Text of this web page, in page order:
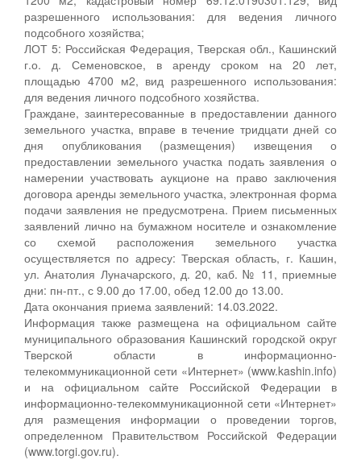
разрешенного использования: для ведения личного
подсобного хозяйства;
ЛОТ 5: Российская Федерация, Тверская обл., Кашинский
г.о. д. Семеновское, в аренду сроком на 20 лет,
площадью 4700 м2, вид разрешенного использования:
для ведения личного подсобного хозяйства.
Граждане, заинтересованные в предоставлении данного
земельного участка, вправе в течение тридцати дней со
дня опубликования (размещения) извещения о
предоставлении земельного участка подать заявления о
намерении участвовать аукционе на право заключения
договора аренды земельного участка, электронная форма
подачи заявления не предусмотрена. Прием письменных
заявлений лично на бумажном носителе и ознакомление
со схемой расположения земельного участка
осуществляется по адресу: Тверская область, г. Кашин,
ул. Анатолия Луначарского, д. 20, каб. № 11, приемные
дни: пн-пт., с 9.00 до 17.00, обед 12.00 до 13.00.
Дата окончания приема заявлений: 14.03.2022.
Информация также размещена на официальном сайте
муниципального образования Кашинский городской округ
Тверской области в информационно-
телекоммуникационной сети «Интернет» (www.kashin.info)
и на официальном сайте Российской Федерации в
информационно-телекоммуникационной сети «Интернет»
для размещения информации о проведении торгов,
определенном Правительством Российской Федерации
(www.torgi.gov.ru).